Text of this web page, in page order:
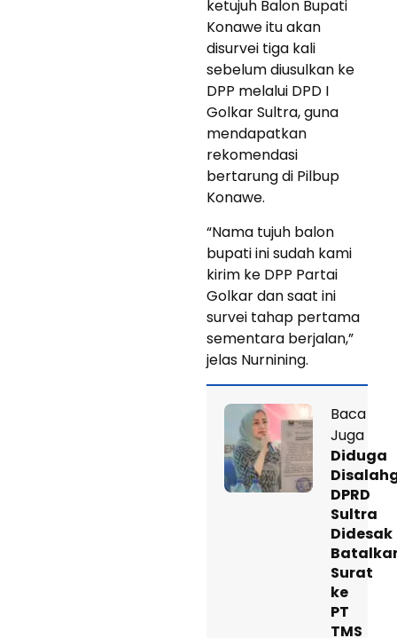
ketujuh Balon Bupati
Konawe itu akan
disurvei tiga kali
sebelum diusulkan ke
DPP melalui DPD I
Golkar Sultra, guna
mendapatkan
rekomendasi
bertarung di Pilbup
Konawe.
“Nama tujuh balon
bupati ini sudah kami
kirim ke DPP Partai
Golkar dan saat ini
survei tahap pertama
sementara berjalan,”
jelas Nurnining.
Baca
Juga
Diduga
DPRD
Sultra
Didesak
Surat
ke
PT
TMS